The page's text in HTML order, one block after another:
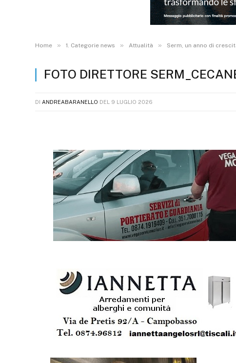
Home » 1. Categorie news » Attualità » Serm, un anno di
FOTO DIRETTORE
DI ANDREABARANELLO DEL 9 LUGLIO 2026